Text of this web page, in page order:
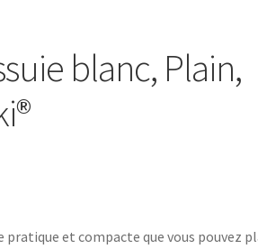
blanc, Plain,
pratique et compacte que vous pouvez